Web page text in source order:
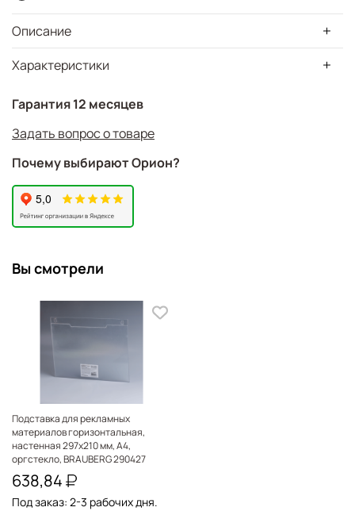
Характеристики
Описание
Гарантия 12 месяцев
Задать вопрос о товаре
Почему выбирают Орион?
Вы смотрели
Подставка для рекламных
материалов горизонтальная,
настенная 297х210 мм, А4,
оргстекло, BRAUBERG 290427
638,84
Под заказ: 2-3 рабочих дня.